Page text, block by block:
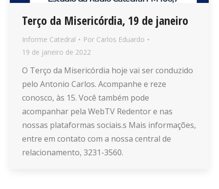
Terço da Misericórdia, 19 de janeiro
Informe Catedral Por Carlos Eduardo
19 de janeiro de 2022
O Terço da Misericórdia hoje vai ser conduzido
pelo Antonio Carlos. Acompanhe e reze
conosco, às 15. Você também pode
acompanhar pela WebTV Redentor e nas
nossas plataformas sociais.s Mais informações,
entre em contato com a nossa central de
relacionamento, 3231-3560.